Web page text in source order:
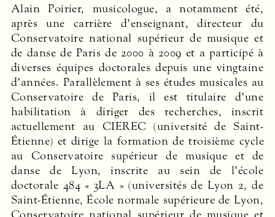
Alain Poirier, musicologue, a notamment été,
après une carrière d’enseignant, directeur du
Conservatoire national supérieur de musique et
de danse de Paris de 2000 à 2009 et a participé à
diverses équipes doctorales depuis une vingtaine
d’années. Parallèlement à ses études musicales au
Conservatoire de Paris, il est titulaire d’une
habilitation à diriger des recherches, inscrit
actuellement au CIEREC (université de Saint-
Étienne) et dirige la formation de troisième cycle
au Conservatoire supérieur de musique et de
danse de Lyon, inscrite au sein de l’école
doctorale 484 « 3LA » (universités de Lyon 2, de
Saint-Étienne, École normale supérieure de Lyon,